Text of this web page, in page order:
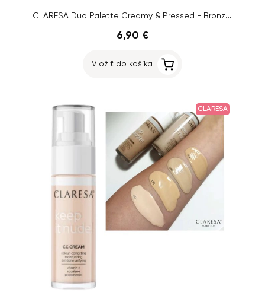
CLARESA Duo Palette Creamy & Pressed - Bronzer, 02 Sun Tropez, 8,5g
6,90 €
Vložiť do košíka
CLARESA